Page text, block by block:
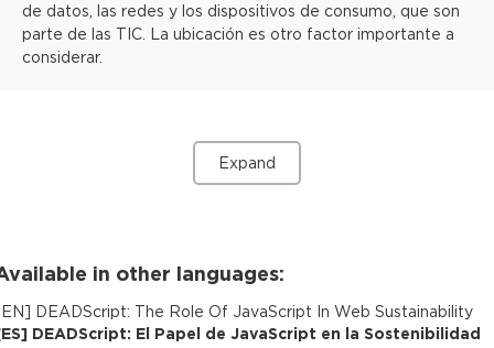
de datos, las redes y los dispositivos de consumo, que son
parte de las TIC. La ubicación es otro factor importante a
considerar.
Expand
in other languages:
EN] DEADScript: The Role Of JavaScript In Web Sustainability
ES] DEADScript: El Papel de JavaScript en la Sostenibilidad